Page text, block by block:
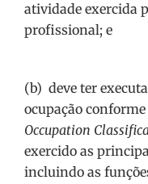
atividade exercida
profissional; e
(b) deve ter
ocupação
Occupation
exercido as
incluindo as